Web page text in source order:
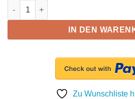
Hunter einstellbarer Sprühkopf,
IN DEN
Zu Wunschliste